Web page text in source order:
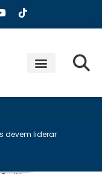
devem liderar
in